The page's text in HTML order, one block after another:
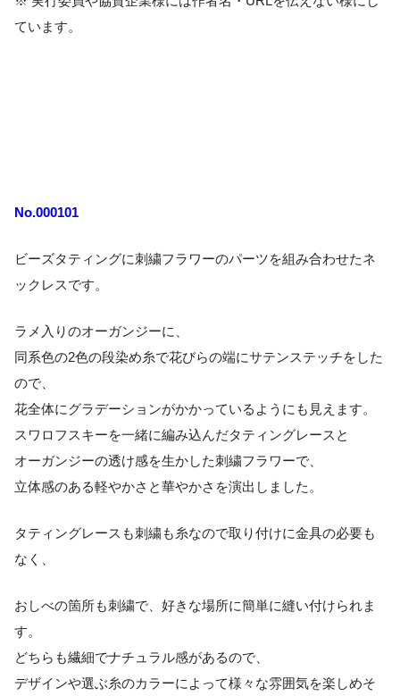
ています。
No.000101
ビーズタティングに刺繍フラワーのパーツを組み合わせたネ
ックレスです。
ラメ入りのオーガンジーに、
同系色の2色の段染め糸で花びらの端にサテンステッチをした
ので、
花全体にグラデーションがかかっているようにも見えます。
スワロフスキーを一緒に編み込んだタティングレースと
オーガンジーの透け感を生かした刺繍フラワーで、
立体感のある軽やかさと華やかさを演出しました。
タティングレースも刺繍も糸なので取り付けに金具の必要も
なく、
おしべの箇所も刺繍で、好きな場所に簡単に縫い付けられま
す。
どちらも繊細でナチュラル感があるので、
デザインや選ぶ糸のカラーによって様々な雰囲気を楽しめそ